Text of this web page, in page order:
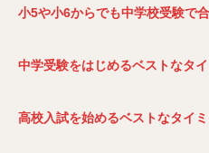
小5や小6からでも中学校受験で
中学受験をはじめるベストなタ
高校入試を始めるベストなタイ